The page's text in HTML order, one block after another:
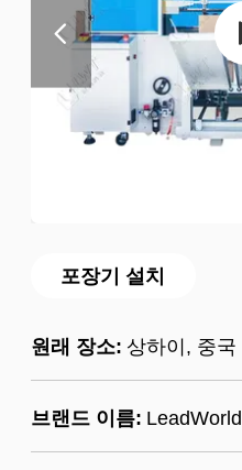
포장기 설치
원래 장소: 상하이, 중국
브랜드 이름: LeadWorld